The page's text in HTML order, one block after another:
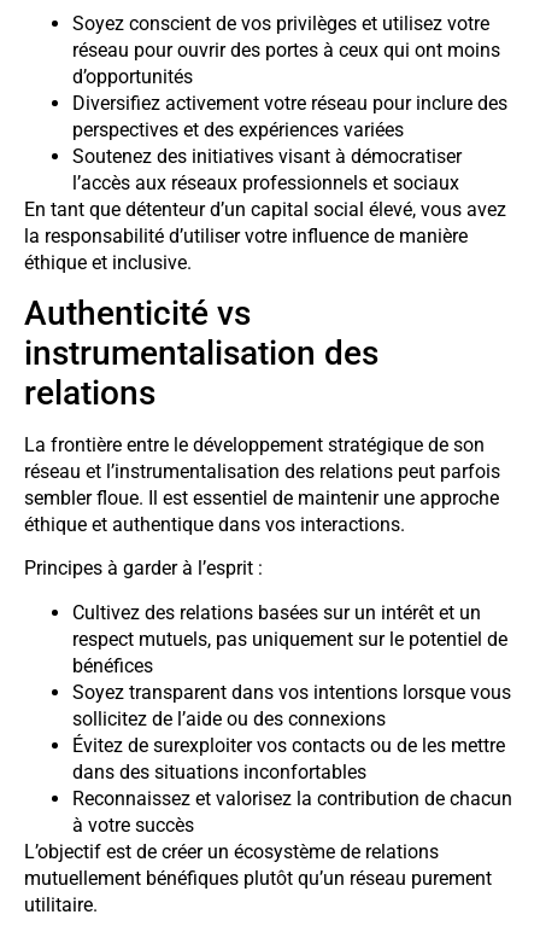
Soyez conscient de vos privilèges et utilisez votre
réseau pour ouvrir des portes à ceux qui ont moins
d’opportunités
Diversifiez activement votre réseau pour inclure des
perspectives et des expériences variées
Soutenez des initiatives visant à démocratiser
l’accès aux réseaux professionnels et sociaux
En tant que détenteur d’un capital social élevé, vous avez
la responsabilité d’utiliser votre influence de manière
éthique et inclusive.
Authenticité vs
instrumentalisation des
relations
La frontière entre le développement stratégique de son
réseau et l’instrumentalisation des relations peut parfois
sembler floue. Il est essentiel de maintenir une approche
éthique et authentique dans vos interactions.
Principes à garder à l’esprit :
Cultivez des relations basées sur un intérêt et un
respect mutuels, pas uniquement sur le potentiel de
bénéfices
Soyez transparent dans vos intentions lorsque vous
sollicitez de l’aide ou des connexions
Évitez de surexploiter vos contacts ou de les mettre
dans des situations inconfortables
Reconnaissez et valorisez la contribution de chacun
à votre succès
L’objectif est de créer un écosystème de relations
mutuellement bénéfiques plutôt qu’un réseau purement
utilitaire.